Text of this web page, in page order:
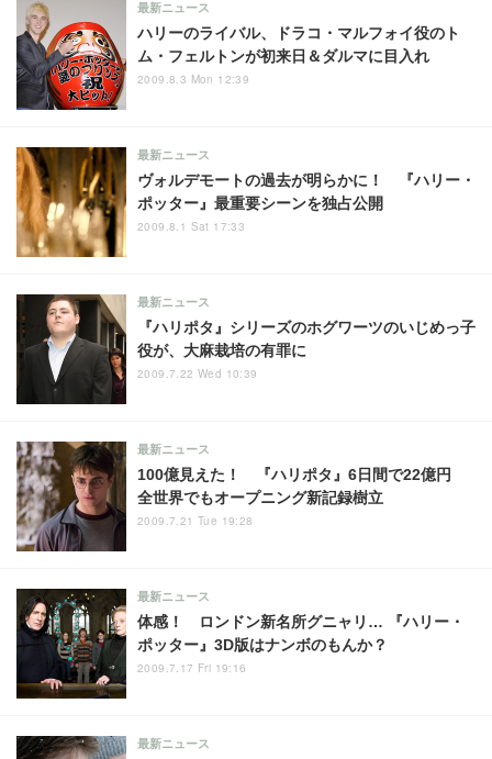
ハリーのライバル、ドラコ・マルフォイ役のト
ム・フェルトンが初来日＆ダルマに目入れ
最新ニュース
2009.8.3 Mon 12:39
ヴォルデモートの過去が明らかに！ 『ハリー・
ポッター』最重要シーンを独占公開
最新ニュース
2009.8.1 Sat 17:33
『ハリポタ』シリーズのホグワーツのいじめっ子
役が、大麻栽培の有罪に
最新ニュース
2009.7.22 Wed 10:39
100億見えた！ 『ハリポタ』6日間で22億円
全世界でもオープニング新記録樹立
最新ニュース
2009.7.21 Tue 19:28
体感！ ロンドン新名所グニャリ… 『ハリー・
ポッター』3D版はナンボのもんか？
最新ニュース
2009.7.17 Fri 19:16
最新ニュース